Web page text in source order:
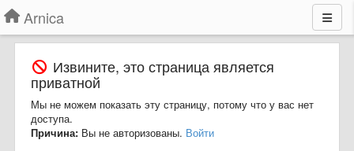
Arnica
Извините, это страница является
приватной
Мы не можем показать эту страницу, потому что у вас нет
доступа.
Причина: Вы не авторизованы. Войти